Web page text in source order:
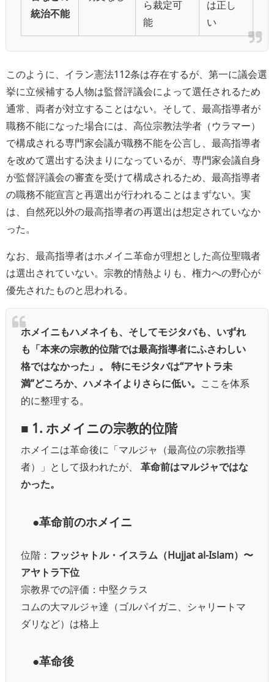
統治不能
ら裁定可
能
は正し
い
このように、イラン憲法112条は存在するが、第一に議会選
挙に立候補する人物は監督評議会によって選任されるため
通常、両者が対立することはない。そして、最高指導者が
職務不能になった場合には、高位宗教法学者（ウラマー）
で構成される専門家会議が職務不能を公言し、最高指導者
を改めて選出する決まりになっているが、専門家会議自身
が監督評議会の審査を受けて構成されるため、最高指導者
の職務不能宣言と再選出が行われることはまずない。実
は、自然死以外の最高指導者の再選出は想定されていなか
った。
なお、最高指導者はホメイニ革命が理想とした高位聖職者
は選出されていない。宗教的情熱よりも、権力への野心が
優先されたものと思われる。
ホメイニもハメネイも、そしてモジタバも、いずれ
も「本来の宗教的位階では最高指導者にふさわしい
格ではなかった」。
特にモジタバは“アヤトラ未
満”どころか、ハメネイよりさらに低い。 ここを体系
的に整理する。
■ 1. ホメイニの宗教的位階
ホメイニは革命後に「マルジャ（最高位の宗教指導
者）」として扱われたが、 革命前はマルジャではな
かった。
●革命前のホメイニ
位階： フッジャトル・イスラム（Hujjat al-Islam）〜
アヤトラ下位
宗教界での評価：中堅クラス
コムの大マルジャ達（ゴルパイガニ、シャリートマ
ダリなど）は格上
●革命後